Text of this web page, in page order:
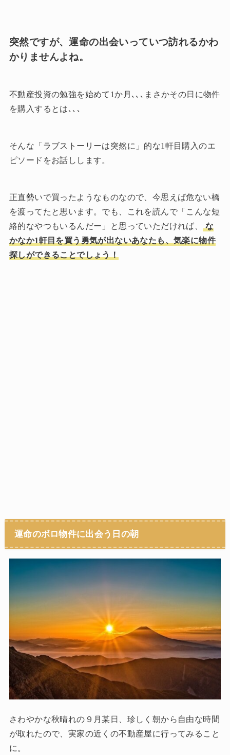
突然ですが、運命の出会いっていつ訪れるかわ
かりませんよね。
不動産投資の勉強を始めて1か月､､､まさかその日に物件
を購入するとは､､､
そんな「ラブストーリーは突然に」的な1軒目購入のエ
ピソードをお話しします。
正直勢いで買ったようなものなので、今思えば危ない橋
を渡ってたと思います。でも、これを読んで「こんな短
絡的なやつもいるんだー」と思っていただければ、
な
かなか1軒目を買う勇気が出ないあなたも、気楽に物件
探しができることでしょう！
運命のボロ物件に出会う日の朝
さわやかな秋晴れの９月某日、珍しく朝から自由な時間
が取れたので、実家の近くの不動産屋に行ってみること
に。